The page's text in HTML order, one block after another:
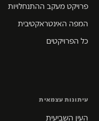
פרויקט מעקב ההתנחלויות
המפה האינטראקטיבית
כל הפרויקטים
עיתונות עצמאית
העין השביעית